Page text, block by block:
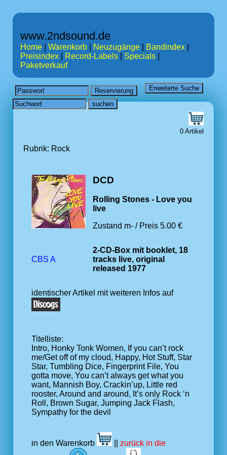
www.2ndsound.de
Home Warenkorb Neuzugänge Bandindex
Preisindex
Record-Labels Specials
Paketverkauf
0 Artikel
Rubrik: Rock
DCD
Rolling Stones - Love you
live
Zustand m- / Preis 5.00 €
CBS A
2-CD-Box mit booklet, 18
tracks live, original
released 1977
identischer Artikel mit weiteren Infos auf
Titelliste:
Intro, Honky Tonk Women, If you can’t rock
me/Get off of my cloud, Happy, Hot Stuff, Star
Star, Tumbling Dice, Fingerprint File, You
gotta move, You can’t always get what you
want, Mannish Boy, Crackin’up, Little red
rooster, Around and around, It’s only Rock ‘n
Roll, Brown Sugar, Jumping Jack Flash,
Sympathy for the devil
in den Warenkorb zurück in die